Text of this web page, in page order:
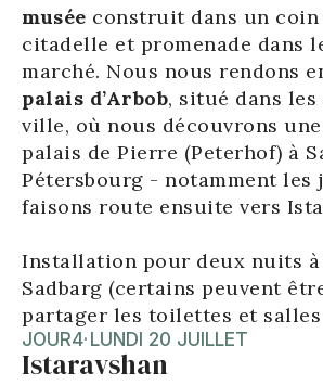
musée construit dans un coin
citadelle et promenade dans
marché. Nous nous rendons
palais d’Arbob, situé dans
ville, où nous découvrons
palais de Pierre (Peterhof) à
Pétersbourg - notamment les
faisons route ensuite vers
Installation pour deux nuits à
Sadbarg (certains peuvent
partager les toilettes et salles
JOUR4· LUNDI 20 JUILLET
Istaravshan